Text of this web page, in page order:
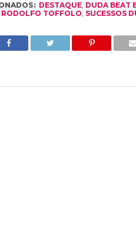
DESTAQUE, DUDA BEAT
RODOLFO TOFFOLO, SUCESSOS